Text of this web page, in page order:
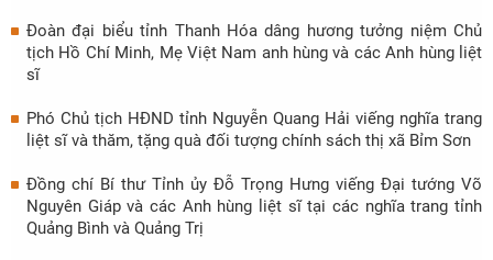
Đoàn đại biểu tỉnh Thanh Hóa dâng hương tưởng niệm Chủ
tịch Hồ Chí Minh, Mẹ Việt Nam anh hùng và các Anh hùng liệt
sĩ
Phó Chủ tịch HĐND tỉnh Nguyễn Quang Hải viếng nghĩa trang
liệt sĩ và thăm, tặng quà đối tượng chính sách thị xã Bỉm Sơn
Đồng chí Bí thư Tỉnh ủy Đỗ Trọng Hưng viếng Đại tướng Võ
Nguyên Giáp và các Anh hùng liệt sĩ tại các nghĩa trang tỉnh
Quảng Bình và Quảng Trị